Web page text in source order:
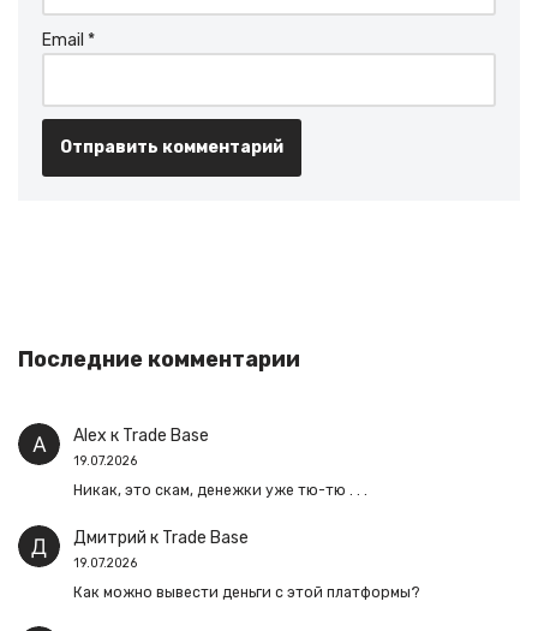
Email *
Последние комментарии
Alex к Trade Base
19.07.2026
Никак, это скам, денежки уже тю-тю . . .
Дмитрий к Trade Base
19.07.2026
Как можно вывести деньги с этой платформы?